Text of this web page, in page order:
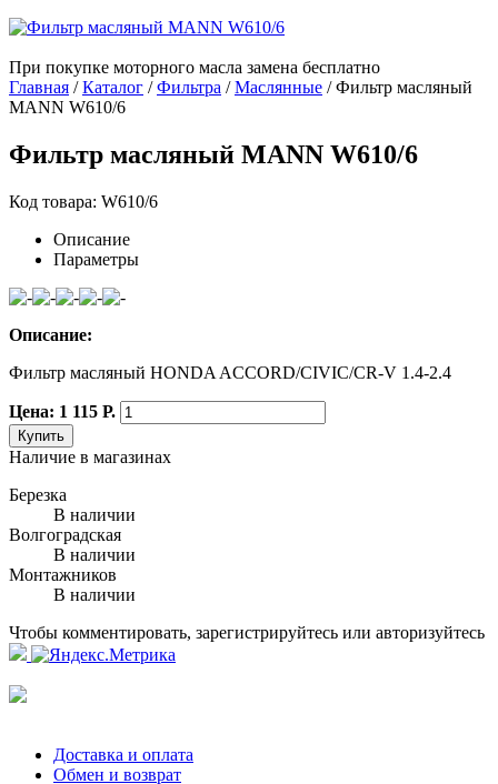
При покупке моторного масла замена бесплатно
Главная /Каталог /Фильтра /Маслянные /Фильтр масляный
MANN W610/6
Фильтр масляный MANN W610/6
Код товара: W610/6
Описание
Параметры
Описание:
Фильтр масляный HONDA ACCORD/CIVIC/CR-V 1.4-2.4
Цена: 1 115 Р.
Купить
Наличие в магазинах
Березка
В наличии
Волгоградская
В наличии
Монтажников
В наличии
Чтобы комментировать, зарегистрируйтесь или авторизуйтесь
Доставка и оплата
Обмен и возврат